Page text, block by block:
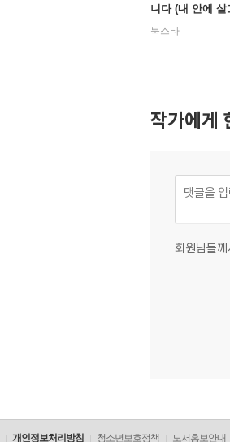
니다 (내 안에 살
북스타
작가에게
회원님들
개인정보처리방침 청소년보호정책 도서홍보안내